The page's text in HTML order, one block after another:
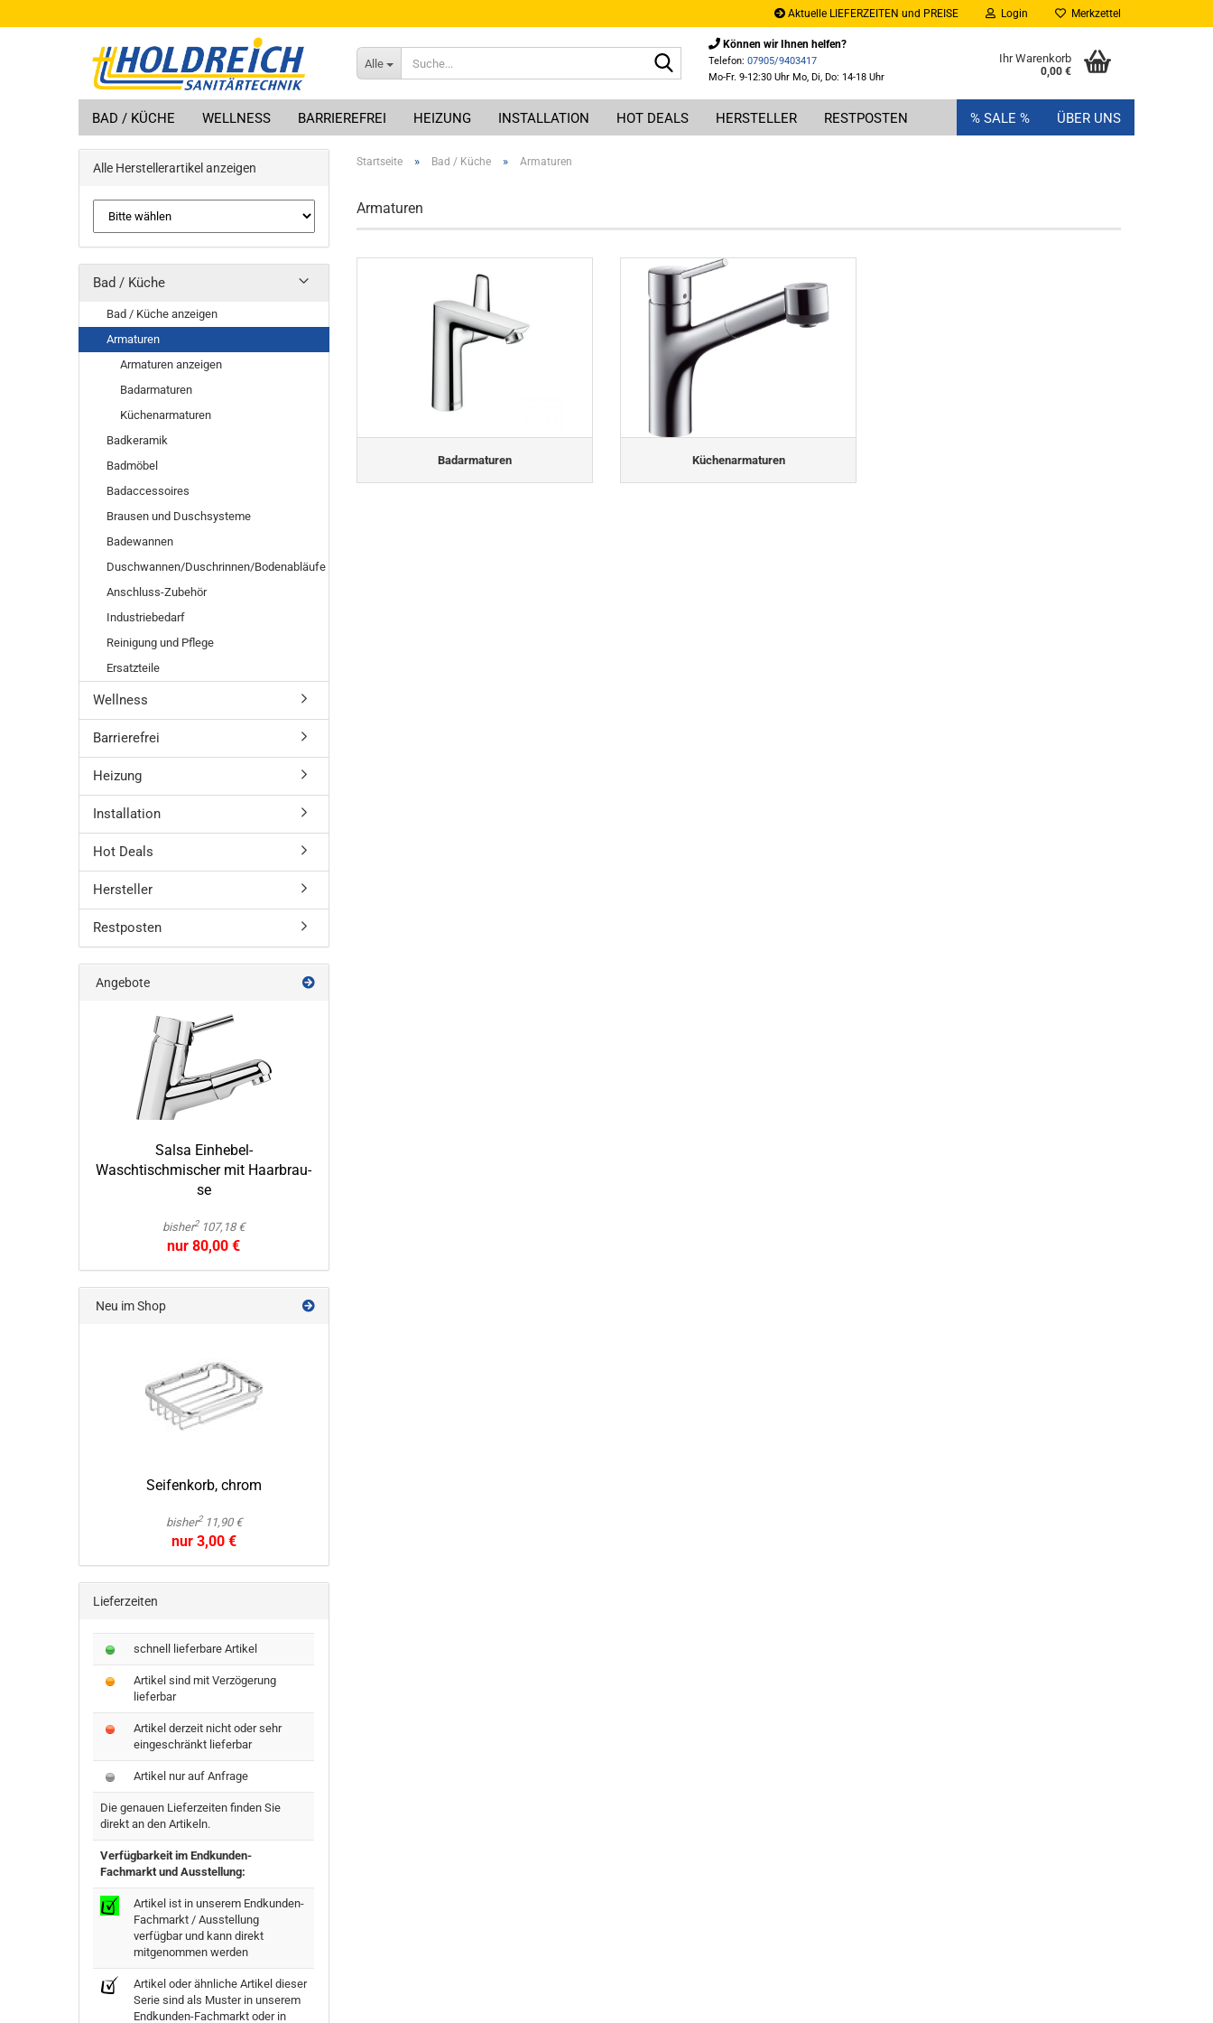
Aktuelle LIEFERZEITEN und PREISE Login Merkzettel
Alle
Suche...
Können wir Ihnen helfen?
Telefon: 07905/9403417
Mo-Fr. 9-12:30 Uhr Mo, Di, Do: 14-18 Uhr
Ihr Warenkorb
0,00 €
BAD / KÜCHE WELLNESS BARRIEREFREI HEIZUNG INSTALLATION HOT DEALS HERSTELLER RESTPOSTEN % SALE % ÜBER UNS
Startseite » Bad / Küche » Armaturen
Armaturen
Badarmaturen Küchenarmaturen
Alle Herstellerartikel anzeigen
Bad / Küche
Bad / Küche anzeigen
Armaturen
Armaturen anzeigen
Badarmaturen
Küchenarmaturen
Badkeramik
Badmöbel
Badaccessoires
Brausen und Duschsysteme
Badewannen
Duschwannen/Duschrinnen/Bodenabläufe
Anschluss-Zubehör
Industriebedarf
Reinigung und Pflege
Ersatzteile
Wellness
Barrierefrei
Heizung
Installation
Hot Deals
Hersteller
Restposten
Angebote
Salsa Einhebel-​
Waschtischmischer mit Haar­brau­
se
bisher2107,18 €
nur 80,00 €
Neu im Shop
Sei­fen­korb, chrom
bisher211,90 €
nur 3,00 €
Lieferzeiten
schnell lieferbare Artikel
Artikel sind mit Verzögerung
lieferbar
Artikel derzeit nicht oder sehr
eingeschränkt lieferbar
Artikel nur auf Anfrage
Die genauen Lieferzeiten finden Sie
direkt an den Artikeln.
Verfügbarkeit im Endkunden-
Fachmarkt und Ausstellung:
Artikel ist in unserem Endkunden-
Fachmarkt / Ausstellung
verfügbar und kann direkt
mitgenommen werden
Artikel oder ähnliche Artikel dieser
Serie sind als Muster in unserem
Endkunden-Fachmarkt oder in